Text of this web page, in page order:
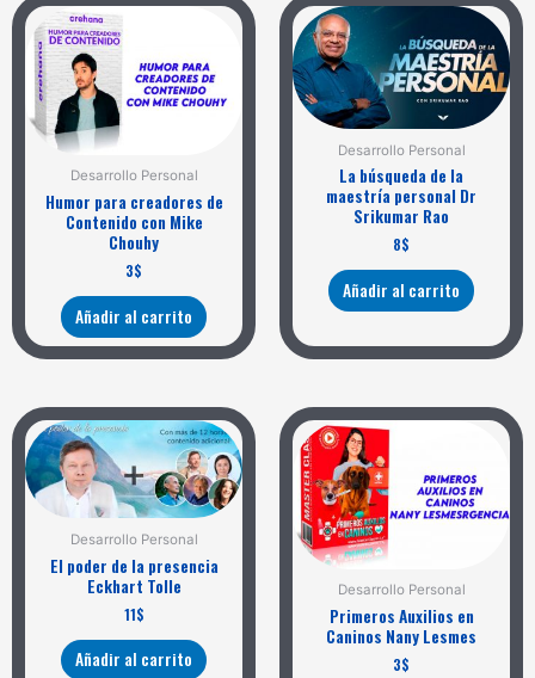
Desarrollo Personal
Humor para creadores de
Contenido con Mike
Chouhy
3$
Añadir al carrito
Desarrollo Personal
La búsqueda de la
maestría personal Dr
Srikumar Rao
8$
Añadir al carrito
Desarrollo Personal
El poder de la presencia
Eckhart Tolle
11$
Añadir al carrito
Desarrollo Personal
Primeros Auxilios en
Caninos Nany Lesmes
3$